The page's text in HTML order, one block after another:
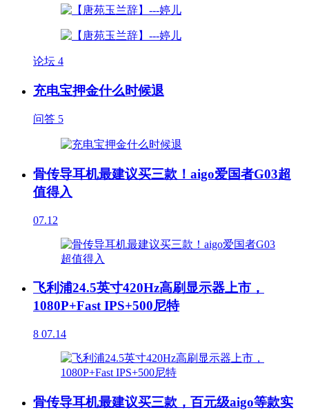
论坛 4
充电宝押金什么时候退
问答 5
骨传导耳机最建议买三款！aigo爱国者G03超
值得入
07.12
飞利浦24.5英寸420Hz高刷显示器上市，
1080P+Fast IPS+500尼特
8 07.14
骨传导耳机最建议买三款，百元级aigo等款实